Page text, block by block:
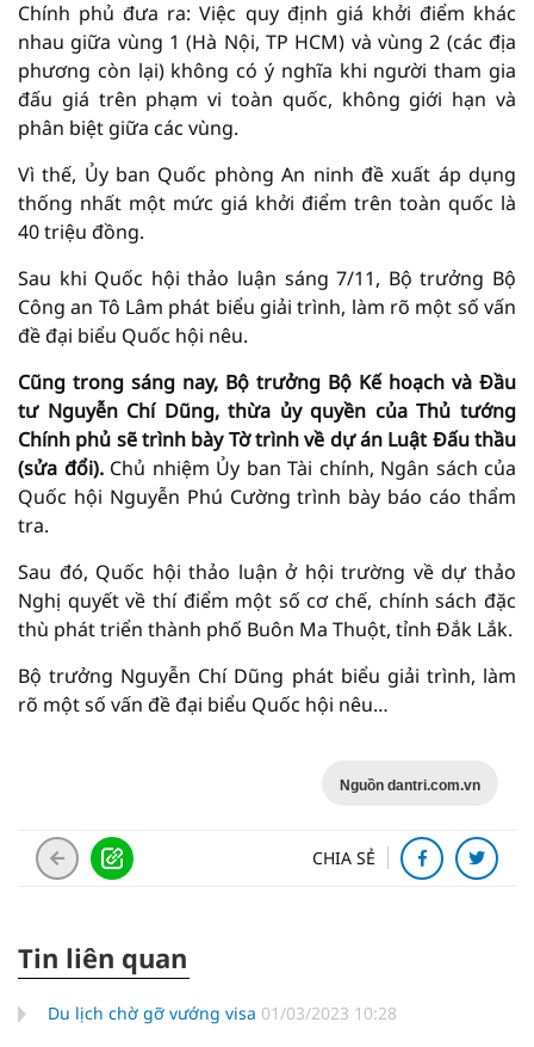
Chính phủ đưa ra: Việc quy định giá khởi điểm khác
nhau giữa vùng 1 (Hà Nội, TP HCM) và vùng 2 (các địa
phương còn lại) không có ý nghĩa khi người tham gia
đấu giá trên phạm vi toàn quốc, không giới hạn và
phân biệt giữa các vùng.
Vì thế, Ủy ban Quốc phòng An ninh đề xuất áp dụng
thống nhất một mức giá khởi điểm trên toàn quốc là
40 triệu đồng.
Sau khi Quốc hội thảo luận sáng 7/11, Bộ trưởng Bộ
Công an Tô Lâm phát biểu giải trình, làm rõ một số vấn
đề đại biểu Quốc hội nêu.
Cũng trong sáng nay, Bộ trưởng Bộ Kế hoạch và Đầu
tư Nguyễn Chí Dũng, thừa ủy quyền của Thủ tướng
Chính phủ sẽ trình bày Tờ trình về dự án Luật Đấu thầu
(sửa đổi).Chủ nhiệm Ủy ban Tài chính, Ngân sách của
Quốc hội Nguyễn Phú Cường trình bày báo cáo thẩm
tra.
Sau đó, Quốc hội thảo luận ở hội trường về dự thảo
Nghị quyết về thí điểm một số cơ chế, chính sách đặc
thù phát triển thành phố Buôn Ma Thuột, tỉnh Đắk Lắk.
Bộ trưởng Nguyễn Chí Dũng phát biểu giải trình, làm
rõ một số vấn đề đại biểu Quốc hội nêu…
Nguồn dantri.com.vn
CHIA SẺ
Tin liên quan
Du lịch chờ gỡ vướng visa 01/03/2023 10:28